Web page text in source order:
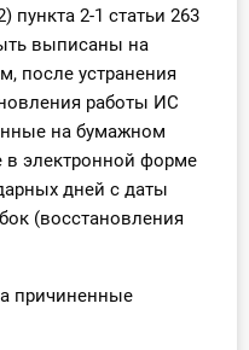
пункта 2-1 статьи 263
выписаны на
после устранения
работы ИС
на бумажном
в электронной форме
дней с даты
(восстановления
причиненные